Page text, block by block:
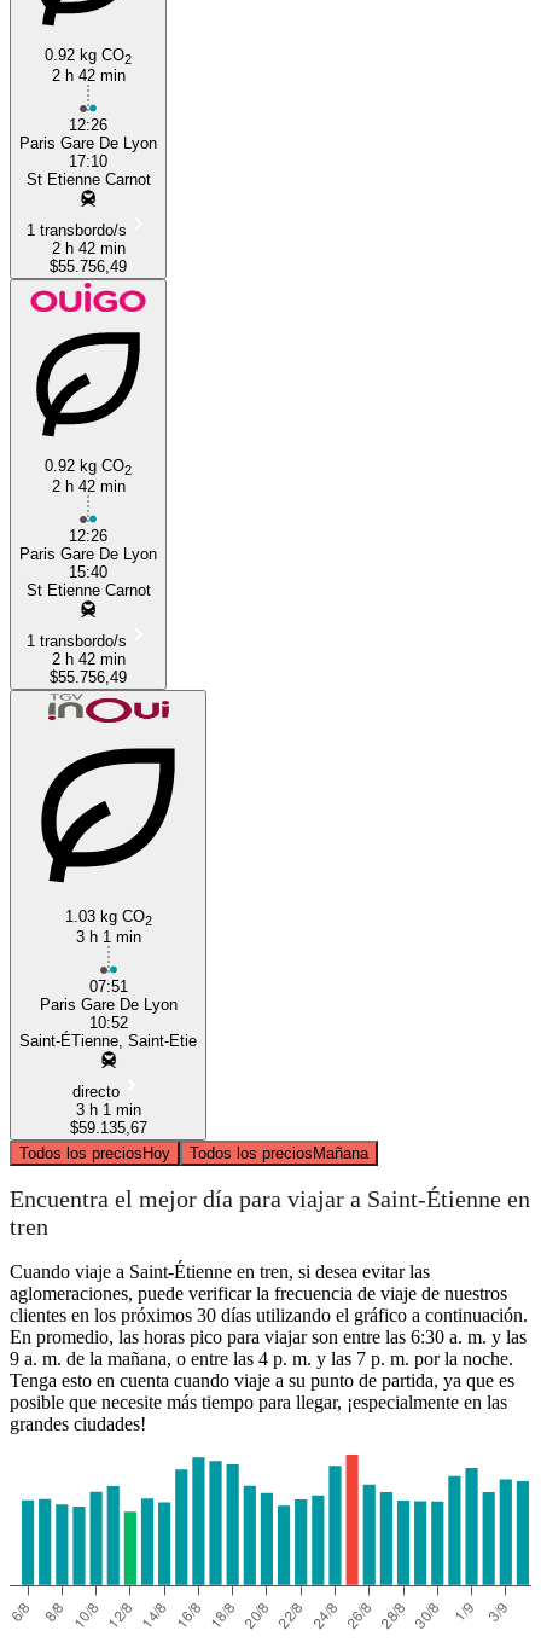
0.92 kg CO2
2 h 42 min
12:26
Paris Gare De Lyon
17:10
St Etienne Carnot
1 transbordo/s
2 h 42 min
$55.756,49
0.92 kg CO2
2 h 42 min
12:26
Paris Gare De Lyon
15:40
St Etienne Carnot
1 transbordo/s
2 h 42 min
$55.756,49
1.03 kg CO2
3 h 1 min
07:51
Paris Gare De Lyon
10:52
Saint-ÉTienne, Saint-Etie
directo
3 h 1 min
$59.135,67
Todos los preciosHoy Todos los preciosMañana
Encuentra el mejor día para viajar a Saint-Étienne en
tren
Cuando viaje a Saint-Étienne en tren, si desea evitar las
aglomeraciones, puede verificar la frecuencia de viaje de nuestros
clientes en los próximos 30 días utilizando el gráfico a continuación.
En promedio, las horas pico para viajar son entre las 6:30 a. m. y las
9 a. m. de la mañana, o entre las 4 p. m. y las 7 p. m. por la noche.
Tenga esto en cuenta cuando viaje a su punto de partida, ya que es
posible que necesite más tiempo para llegar, ¡especialmente en las
grandes ciudades!